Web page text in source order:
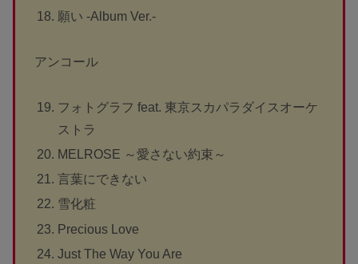
願い -Album Ver.-
アンコール
フォトグラフ feat. 東京スカパラダイスオーケ
ストラ
MELROSE ～愛さない約束～
言葉にできない
雪化粧
Precious Love
Just The Way You Are